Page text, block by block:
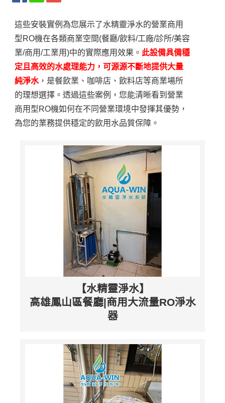
這些安裝實例為您展示了水精靈淨水的營業商用
型RO機在各類商業空間(餐廳/飲料/工廠/診所/美容
業/商用/工業用)中的實際應用效果。 此設備具備穩
定且高效的水處理能力，可源源不斷地提供大量
純淨水，是餐飲業、咖啡店、飲料店等商業場所
的理想選擇。透過這些案例，您能清晰看到營業
商用型RO機如何在不同營業環境中發揮其優勢，
為您的業務提供穩定的飲用水品質保障。
【水精靈淨水】
高雄鳳山區餐廳|商用大流量RO淨水
器